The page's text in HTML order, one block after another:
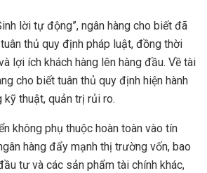
lời tự động”, ngân hàng cho biết đã
thủ quy định pháp luật, đồng thời
lợi ích khách hàng lên hàng đầu. Về tài
cho biết tuân thủ quy định hiện hành
kỹ thuật, quản trị rủi ro.
không phụ thuộc hoàn toàn vào tín
hàng đẩy mạnh thị trường vốn, bao
tư và các sản phẩm tài chính khác,